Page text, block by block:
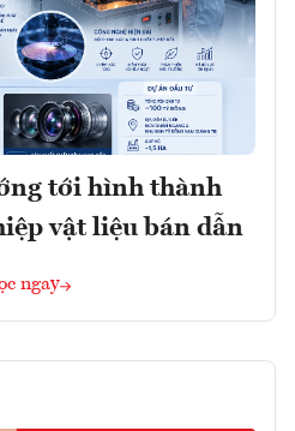
tới hình thành
vật liệu bán dẫn
ngay